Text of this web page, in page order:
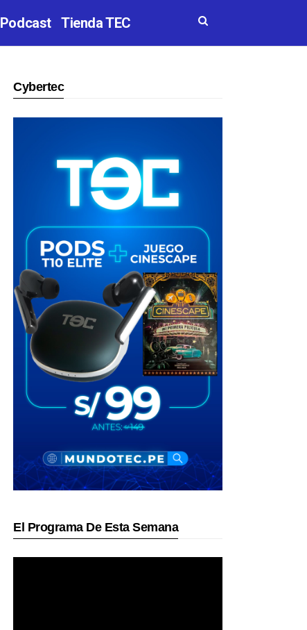
Podcast Tienda TEC
Cybertec
El Programa De Esta Semana